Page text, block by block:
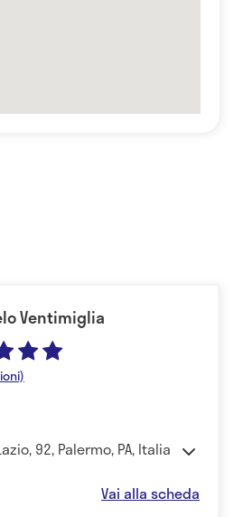
Ventimiglia
92, Palermo, PA, Italia
Vai alla scheda